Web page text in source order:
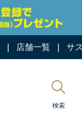
店舗一覧 サ
検索